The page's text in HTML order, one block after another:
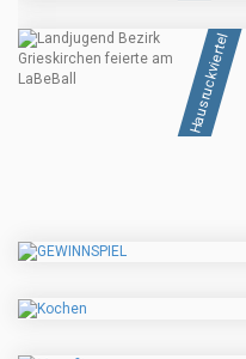
Hausruckviertel